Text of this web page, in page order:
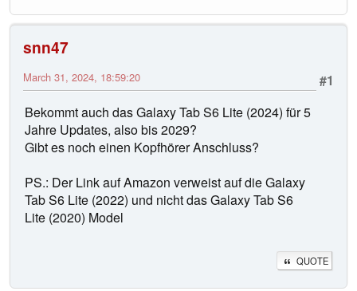
snn47
#1
March 31, 2024, 18:59:20
Bekommt auch das Galaxy Tab S6 Lite (2024) für 5
Jahre Updates, also bis 2029?
Gibt es noch einen Kopfhörer Anschluss?
PS.: Der Link auf Amazon verweist auf die Galaxy
Tab S6 Lite (2022) und nicht das Galaxy Tab S6
Lite (2020) Model
QUOTE